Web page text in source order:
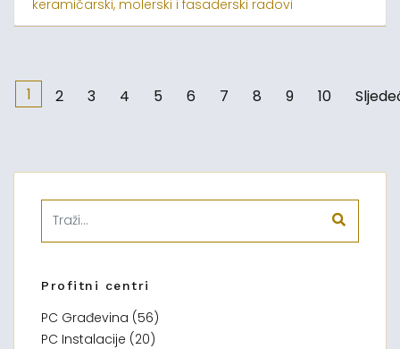
keramičarski, molerski i fasaderski radovi
1 2 3 4 5 6 7 8 9 10
Profitni centri
PC Građevina (56)
PC Instalacije (20)